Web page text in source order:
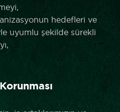
hedefleri ve
uyumlu şekilde sürekli